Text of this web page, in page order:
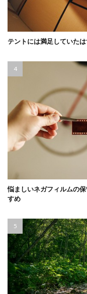
テントには満足していた
悩ましいネガフィルムの
すめ